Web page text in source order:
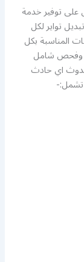
على توفير خدمة
تواير لكل
كل المقاسات المناسبة بكل
وفحص شامل
اي حادث
تشمل:-